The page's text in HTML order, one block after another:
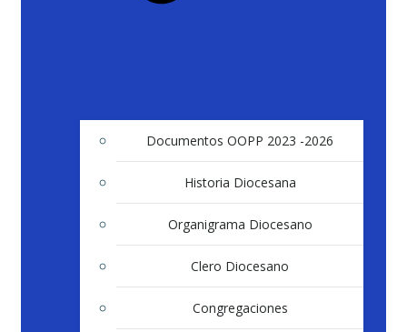
Documentos OOPP 2023 -2026
Historia Diocesana
Organigrama Diocesano
Clero Diocesano
Congregaciones